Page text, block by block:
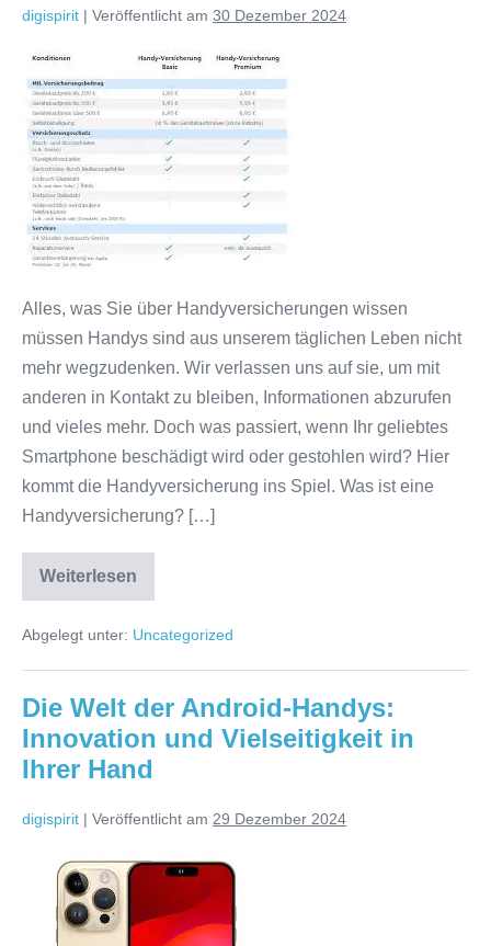
digispirit | Veröffentlicht am 30 Dezember 2024
Alles
Wissenswerte
über
die
beste
Handyversicherung
in
Österreich
Alles, was Sie über Handyversicherungen wissen
müssen Handys sind aus unserem täglichen Leben nicht
mehr wegzudenken. Wir verlassen uns auf sie, um mit
anderen in Kontakt zu bleiben, Informationen abzurufen
und vieles mehr. Doch was passiert, wenn Ihr geliebtes
Smartphone beschädigt wird oder gestohlen wird? Hier
kommt die Handyversicherung ins Spiel. Was ist eine
Handyversicherung? […]
Weiterlesen
Alles
Wissenswerte
die
Handyversicherung
Österreich
Abgelegt unter: Uncategorized
Die Welt der Android-Handys:
Innovation und Vielseitigkeit in
Ihrer Hand
digispirit | Veröffentlicht am 29 Dezember 2024